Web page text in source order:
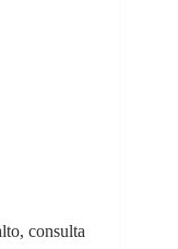
consulta